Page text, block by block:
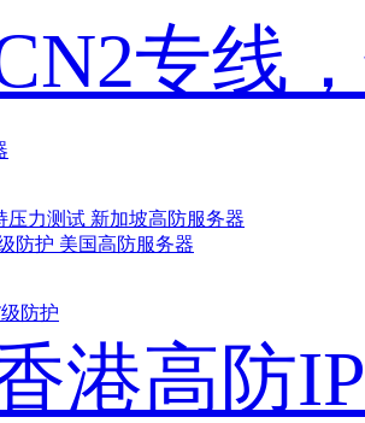
专线
压力测试 新加坡高防服务器
防护 美国高防服务器
防护
港高防IP